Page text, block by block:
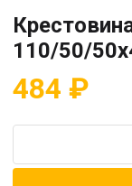
110/50/
484 ₽
Крестовина